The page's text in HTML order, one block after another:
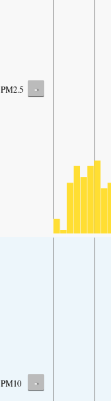
PM2.5 -
PM10 -